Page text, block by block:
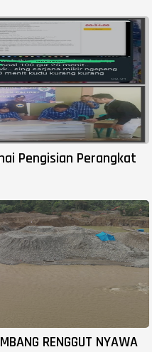
Pengisian Perangkat
RENGGUT NYAWA